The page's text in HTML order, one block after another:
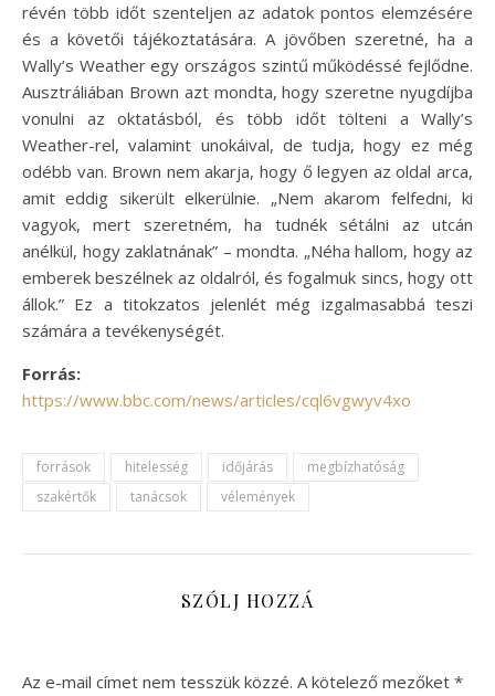
révén több időt szenteljen az adatok pontos elemzésére
és a követői tájékoztatására. A jövőben szeretné, ha a
Wally’s Weather egy országos szintű működéssé fejlődne.
Ausztráliában Brown azt mondta, hogy szeretne nyugdíjba
vonulni az oktatásból, és több időt tölteni a Wally’s
Weather-rel, valamint unokáival, de tudja, hogy ez még
odébb van. Brown nem akarja, hogy ő legyen az oldal arca,
amit eddig sikerült elkerülnie. „Nem akarom felfedni, ki
vagyok, mert szeretném, ha tudnék sétálni az utcán
anélkül, hogy zaklatnának” – mondta. „Néha hallom, hogy az
emberek beszélnek az oldalról, és fogalmuk sincs, hogy ott
állok.” Ez a titokzatos jelenlét még izgalmasabbá teszi
számára a tevékenységét.
Forrás:
https://www.bbc.com/news/articles/cql6vgwyv4xo
források hitelesség időjárás
megbízhatóság
szakértők
tanácsok vélemények
SZÓLJ HOZZÁ
Az e-mail címet nem tesszük közzé. A kötelező mezőket *